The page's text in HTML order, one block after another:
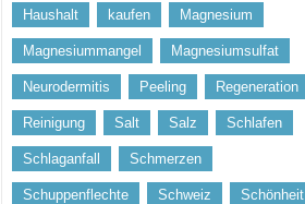
Haushalt kaufen Magnesium
Magnesiummangel Magnesiumsulfat
Neurodermitis Peeling Regeneration
Reinigung Salt Salz Schlafen
Schlaganfall Schmerzen
Schuppenflechte Schweiz Schönheit